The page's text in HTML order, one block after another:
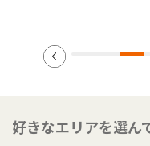
好きなエリアを選ん